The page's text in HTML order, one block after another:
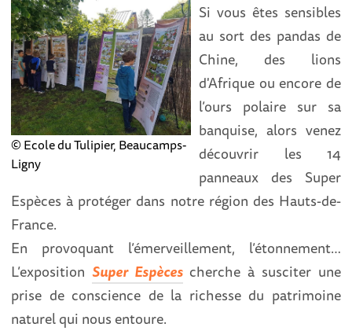
© Ecole du Tulipier, Beaucamps-
Ligny
Si vous êtes sensibles
au sort des pandas de
Chine, des lions
d'Afrique ou encore de
l’ours polaire sur sa
banquise, alors venez
découvrir les 14
panneaux des Super
Espèces à protéger dans notre région des Hauts-de-
France.
En provoquant l’émerveillement, l’étonnement…
L’expositionSuper Espèces cherche à susciter une
prise de conscience de la richesse du patrimoine
naturel qui nous entoure.